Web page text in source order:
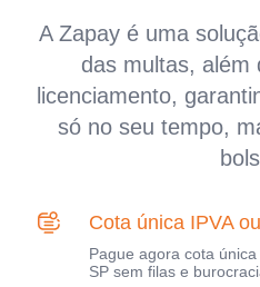
A Zapay é uma
das multas, além
licenciamento,
só no seu tempo,
Cota única IPVA
Pague agora cota
SP sem filas e